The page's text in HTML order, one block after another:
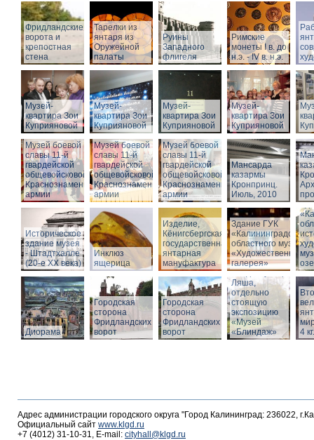
Фридландские
ворота и
крепостная
стена
Тарелки из
янтаря из
Оружейной
палаты
Руины
Западного
флигеля
Римские
монеты I в. до
н.э. - IV в. н.э.
Музей-
квартира Зои
Куприяновой
Музей-
квартира Зои
Куприяновой
Музей-
квартира Зои
Куприяновой
Музей-
квартира Зои
Куприяновой
Музей боевой
славы 11-й
гвардейской
общевойсковой
Краснознаменной
армии
Музей боевой
славы 11-й
гвардейской
общевойсковой
Краснознаменной
армии
Музей боевой
славы 11-й
гвардейской
общевойсковой
Краснознаменной
армии
Мансарда
казармы
Кронпринц.
Июль, 2010
Историческое
здание музея
- Штадтхалле
(20-е XX века)
Инклюз
ящерица
Изделие,
Кёнигсбергская
государственная
янтарная
мануфактура
Здание ГУК
«Калининградского
областного музея
«Художественная
галерея»
Диорама
Городская
сторона
Фридландских
ворот
Городская
сторона
Фридландских
ворот
Вход в бункер
Ляша,
отдельно
стоящую
экспозицию
«Музей
«Блиндаж»
4
Адрес администрации городского округа "Город Калининград: 236022,
Официальный сайт www.klgd.ru
+7 (4012) 31-10-31, E-mail: cityhall@klgd.ru